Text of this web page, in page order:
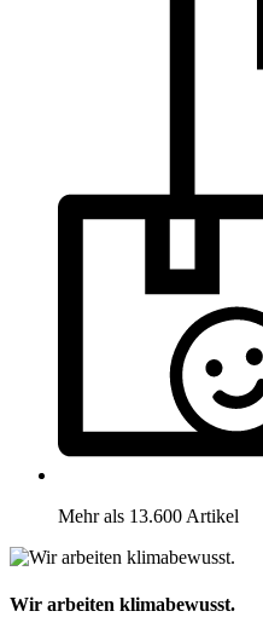
Mehr als 13.600 Artikel
Wir arbeiten klimabewusst.